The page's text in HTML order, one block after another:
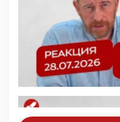
5G за счет здоровья
отобрать у регионов
защищать жилые
05:58, 26 Мая 2026
Роскомнадзор
деструктивным и
07:39, 25 Мая 2026